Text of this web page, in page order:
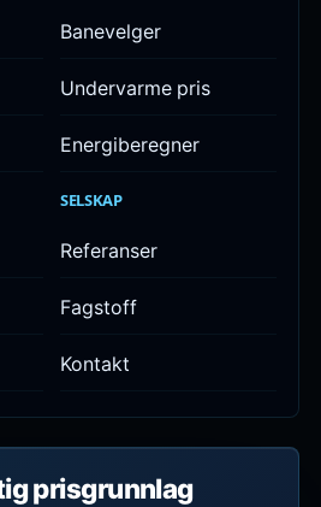
Banevelger
Undervarme pris
Energiberegner
SELSKAP
Referanser
Fagstoff
Kontakt
prisgrunnlag